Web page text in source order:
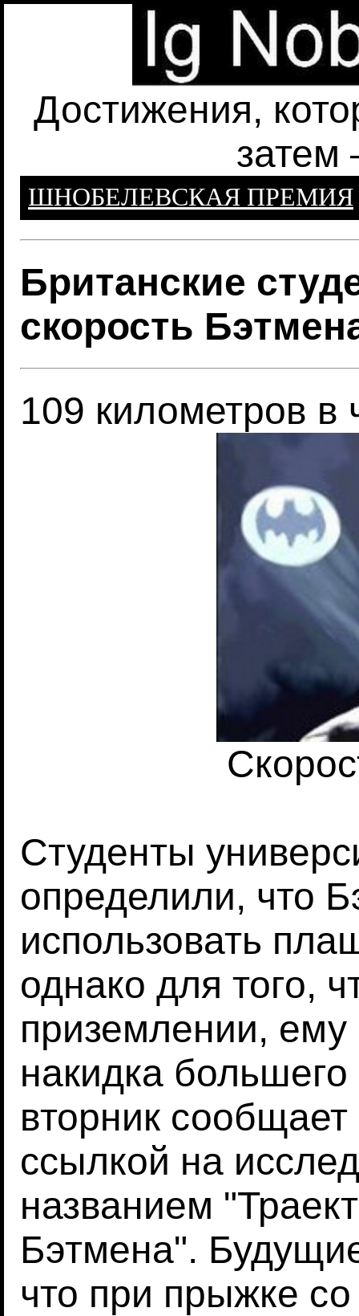
Достижения,
затем
ШНОБЕЛЕВСКАЯ ПРЕМИЯ
Британские
скорость
109 километров в
Студенты
определили, что
использовать
однако для того,
приземлении,
накидка
вторник сообщает
ссылкой на
названием
Бэтмена".
что при прыжке